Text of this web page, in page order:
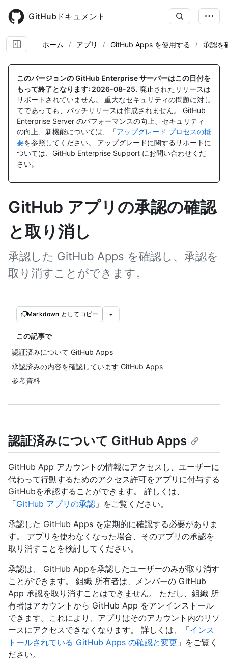
main
content
GitHubドキュメント
ホーム アプリ GitHub Apps を使用する 承認を
このバージョンの GitHub Enterprise サーバーはこの日付を
もって終了となります: 2026-08-25. 廃止されたリリースは
サポートされていません。 重大なセキュリティの問題に対し
てであっても、パッチリリースは作成されません。 GitHub
Enterprise Server のパフォーマンスの向上、セキュリティ
の向上、新機能については、「アップグレード プロセスの概
要を参照してください。 アップグレードに関するサポートに
ついては、GitHub Enterprise Support にお問い合わせくだ
さい。
GitHub アプリの承認の確認
と取り消し
承認した GitHub Apps を確認し、承認を
取り消すことができます。
Markdown としてコピー
この記事で
認証済みについて GitHub Apps
承認済みの内容を確認しています GitHub Apps
参考資料
認証済みについて GitHub Apps
GitHub App アカウントの情報にアクセスし、ユーザーに
代わって行動するためのアクセス許可をアプリに付与する
GitHubを承認することができます。 詳しくは、
「GitHub アプリの承認 」をご覧ください。
承認した GitHub Apps を定期的に確認する必要がありま
す。 アプリを使わなくなった場合、そのアプリの承認を
取り消すことを検討してください。
承認は、 GitHub Appを承認したユーザーのみが取り消す
ことができます。 組織 所有者は、メンバーの GitHub
App 承認を取り消すことはできません。 ただし、組織 所
有者はアカウントから GitHub App をアンインストール
できます。これにより、アプリはそのアカウント内のリソ
ースにアクセスできなくなります。 詳しくは、「インス
トールされている GitHub Apps の確認と変更 」をご覧く
ださい。